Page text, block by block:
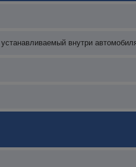
внутри